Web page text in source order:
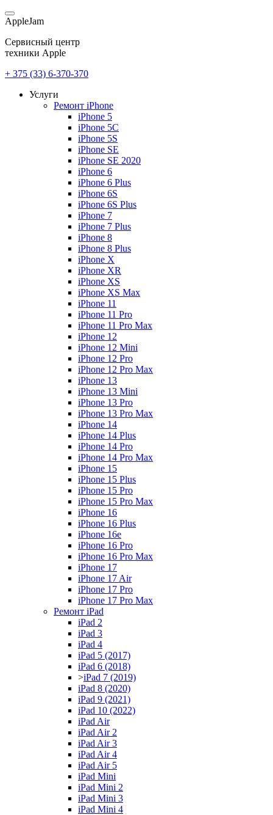
AppleJam
Сервисный центр
техники Apple
+ 375 (33) 6-370-370
Услуги
Ремонт iPhone
iPhone 5
iPhone 5C
iPhone 5S
iPhone SE
iPhone SE 2020
iPhone 6
iPhone 6 Plus
iPhone 6S
iPhone 6S Plus
iPhone 7
iPhone 7 Plus
iPhone 8
iPhone 8 Plus
iPhone X
iPhone XR
iPhone XS
iPhone XS Max
iPhone 11
iPhone 11 Pro
iPhone 11 Pro Max
iPhone 12
iPhone 12 Mini
iPhone 12 Pro
iPhone 12 Pro Max
iPhone 13
iPhone 13 Mini
iPhone 13 Pro
iPhone 13 Pro Max
iPhone 14
iPhone 14 Plus
iPhone 14 Pro
iPhone 14 Pro Max
iPhone 15
iPhone 15 Plus
iPhone 15 Pro
iPhone 15 Pro Max
iPhone 16
iPhone 16 Plus
iPhone 16e
iPhone 16 Pro
iPhone 16 Pro Max
iPhone 17
iPhone 17 Air
iPhone 17 Pro
iPhone 17 Pro Max
Ремонт iPad
iPad 2
iPad 3
iPad 4
iPad 5 (2017)
iPad 6 (2018)
>iPad 7 (2019)
iPad 8 (2020)
iPad 9 (2021)
iPad 10 (2022)
iPad Air
iPad Air 2
iPad Air 3
iPad Air 4
iPad Air 5
iPad Mini
iPad Mini 2
iPad Mini 3
iPad Mini 4